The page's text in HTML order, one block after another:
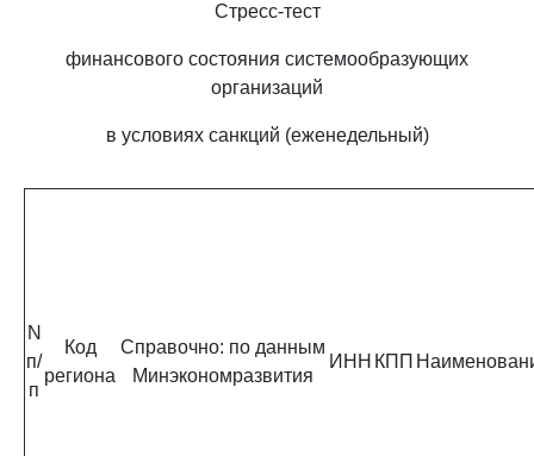
Стресс-тест
финансового состояния системообразующих
организаций
в условиях санкций (еженедельный)
N
п/
п
Код
региона
Справочно: по данным
Минэкономразвития
ИНН КПП